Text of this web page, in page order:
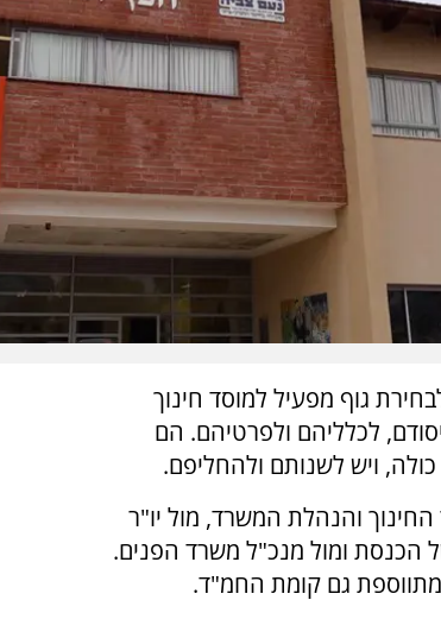
גוף מפעיל למוסד חינוך
לכלליהם ולפרטיהם. הם
ויש לשנותם ולהחליפם.
והנהלת המשרד, מול יו"ר
הכנסת ומול מנכ"ל משרד הפנים.
גם קומת החמ"ד.